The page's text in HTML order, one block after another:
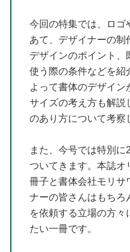
今回の特集では、ロゴ
あて、デザイナーの制
デザインのポイント、
使う際の条件などを紹
よって書体のデザイン
サイズの考え方も解説
のあり方について考察
また、今号では特別
ついてきます。本誌オ
冊子と書体会社モリサ
ナーの皆さんはもちろ
を依頼する立場の方々
たい一冊です。